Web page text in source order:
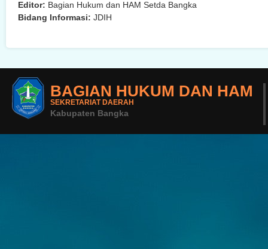
Editor: Bagian Hukum dan HAM Setda Bangka
Bidang Informasi: JDIH
BAGIAN HUKUM DAN HAM
SEKRETARIAT DAERAH
Kabupaten Bangka